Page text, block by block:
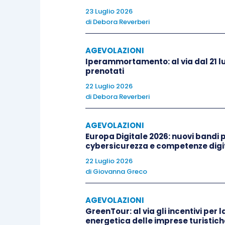
Dal 2019 invece, salvo ulteriori
pertanto i requisiti per la detrazione
L’Agenzia delle Entrate, nella
distanza necessaria per poter fruire
distanza chilometrica più breve
esistenti, ad esempio ferroviaria o
uno dei suddetti collegamenti
generalità dei casi o 50 km
può essere superiore ad euro 2.633
sostenute per i familiari fiscalmente a
23 Luglio 2026
di Debora Reverberi
AGEVOLAZIONI
Iperammortamento: al via dal 21
prenotati
22 Luglio 2026
di Debora Reverberi
AGEVOLAZIONI
Europa Digitale 2026: nuovi
cybersicurezza e competenze
22 Luglio 2026
di Giovanna Greco
AGEVOLAZIONI
GreenTour: al via gli incentivi per
energetica delle imprese